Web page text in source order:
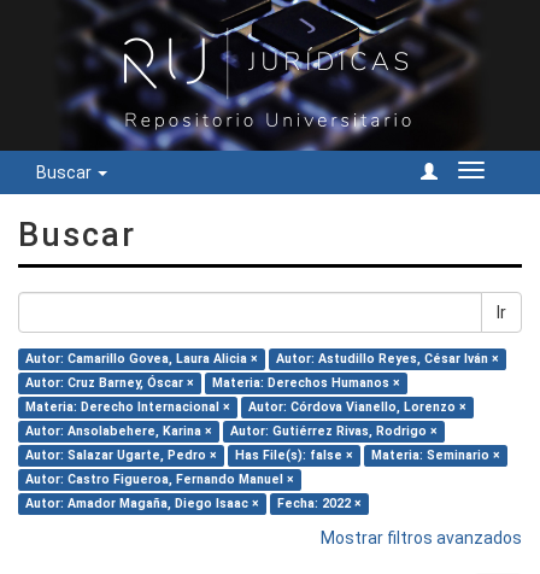
Buscar
Cambiar
Buscar
Ir
Autor: Camarillo Govea, Laura Alicia ×
Autor: Astudillo Reyes, César Iván ×
Autor: Cruz Barney, Óscar ×
Materia: Derechos Humanos ×
Materia: Derecho Internacional ×
Autor: Córdova Vianello, Lorenzo ×
Autor: Ansolabehere, Karina ×
Autor: Gutiérrez Rivas, Rodrigo ×
Autor: Salazar Ugarte, Pedro ×
Has File(s): false ×
Materia: Seminario ×
Autor: Castro Figueroa, Fernando Manuel ×
Autor: Amador Magaña, Diego Isaac ×
Fecha: 2022 ×
Mostrar filtros avanzados